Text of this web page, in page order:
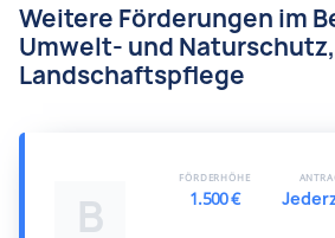
Weitere Förderungen im
Umwelt- und Naturschutz,
Landschaftspflege
B
FÖRDERHÖHE
1.500 €